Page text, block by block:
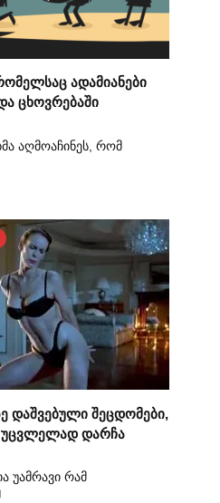
ადამიანები
ცხოვრებაში
აღმოაჩინეს, რომ
დაშვებული შეცდომები,
დარჩა
უამრავი რამ